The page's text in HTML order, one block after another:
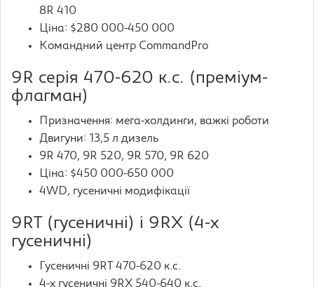
8R 410
Ціна: $280 000-450 000
Командний центр CommandPro
9R серія 470-620 к.с. (преміум-
флагман)
Призначення: мега-холдинги, важкі роботи
Двигуни: 13,5 л дизель
9R 470, 9R 520, 9R 570, 9R 620
Ціна: $450 000-650 000
4WD, гусеничні модифікації
9RT (гусеничні) і 9RX (4-х
гусеничні)
Гусеничні 9RT 470-620 к.с.
4-х гусеничні 9RX 540-640 к.с.